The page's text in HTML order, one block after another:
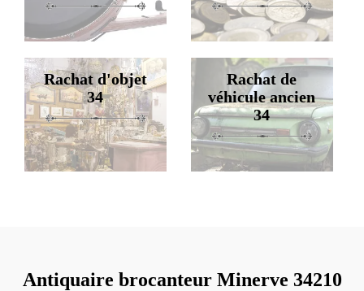
Rachat d'objet
34
Rachat de
véhicule ancien
34
Antiquaire brocanteur Minerve 34210